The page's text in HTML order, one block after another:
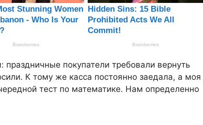
покупатели требовали вернуть
К тому же касса постоянно заедала, а моя
тест по математике. Нам определенно